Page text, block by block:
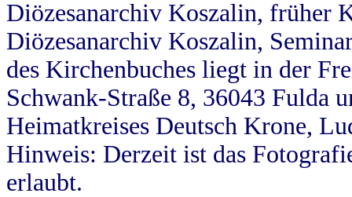
Diözesanarchiv Koszalin, früher
Diözesanarchiv Koszalin,
des Kirchenbuches liegt in der
Schwank-Straße 8, 36043 Fulda
Heimatkreises Deutsch Krone,
Hinweis: Derzeit ist das
erlaubt.